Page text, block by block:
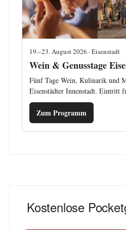
19.–23. August 2026 · Eisenstadt
Wein & Genusstage
Fünf Tage Wein, Kulinarik und
Eisenstädter Innenstadt. Eintritt
Zum Programm
Kostenlose